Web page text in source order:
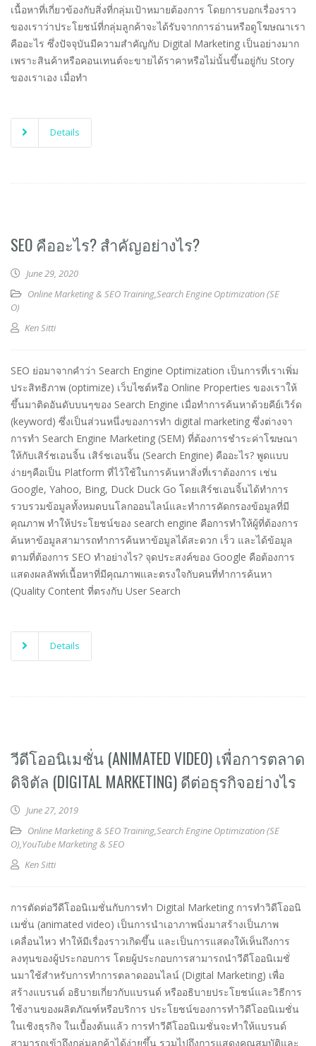
เนื้อหาที่เกี่ยวข้องกับสิ่งที่กลุ่มเป้าหมายต้องการ โดยการบอกเรื่องราว
ของเราว่าประโยชน์ที่กลุ่มลูกค้าจะได้รับจากการอ่านหรือดูโฆษณาเรา
คืออะไร ซึ่งปัจจุบันมีความสำคัญกับ Digital Marketing เป็นอย่างมาก
เพราะสินค้าหรือคอนเทนต์จะขายได้ราคาหรือไม่นั้นขึ้นอยู่กับ Story
ของเราเอง เมื่อทำ
Details
SEO คืออะไร? สำคัญอย่างไร?
June 29, 2020
Online Marketing & SEO Training,Search Engine Optimization (SE
O)
Ken Sitti
SEO ย่อมาจากคำว่า Search Engine Optimization เป็นการที่เราเพิ่ม
ประสิทธิภาพ (optimize) เว็บไซต์หรือ Online Properties ของเราให้
ขึ้นมาติดอันดับบนๆของ Search Engine เมื่อทำการค้นหาด้วยคีย์เวิร์ด
(keyword) ซึ่งเป็นส่วนหนึ่งของการทำ digital marketing ซึ่งต่างจา
การทำ Search Engine Marketing (SEM) ที่ต้องการชำระค่าโฆษณา
ให้กับเสิร์ชเอนจิ้น เสิร์ชเอนจิ้น (Search Engine) คืออะไร? พูดแบบ
ง่ายๆคือเป็น Platform ที่ไว้ใช้ในการค้นหาสิ่งที่เราต้องการ เช่น
Google, Yahoo, Bing, Duck Duck Go โดยเสิร์ชเอนจิ้นได้ทำการ
รวบรวมข้อมูลทั้งหมดบนโลกออนไลน์และทำการคัดกรองข้อมูลที่มี
คุณภาพ ทำให้ประโยชน์ของ search engine คือการทำให้ผู้ที่ต้องการ
ค้นหาข้อมูลสามารถทำการค้นหาข้อมูลได้สะดวก เร็ว และได้ข้อมูล
ตามที่ต้องการ SEO ทําอย่างไร? จุดประสงค์ของ Google คือต้องการ
แสดงผลลัพท์เนื้อหาที่มีคุณภาพและตรงใจกับคนที่ทำการค้นหา
(Quality Content ที่ตรงกับ User Search
Details
วีดีโออนิเมชั่น (ANIMATED VIDEO) เพื่อการตลาด
ดิจิตัล (DIGITAL MARKETING) ดีต่อธุรกิจอย่างไร
June 27, 2019
Online Marketing & SEO Training,Search Engine Optimization (SE
O),YouTube Marketing & SEO
Ken Sitti
การตัดต่อวีดีโออนิเมชั่นกับการทำ Digital Marketing การทำวิดีโออนิ
เมชั่น (animated video) เป็นการนำเอาภาพนิ่งมาสร้างเป็นภาพ
เคลื่อนไหว ทำให้มีเรื่องราวเกิดขึ้น และเป็นการแสดงให้เห็นถึงการ
ลงทุนของผู้ประกอบการ โดยผู้ประกอบการสามารถนำวีดีโออนิเมชั่
นมาใช้สำหรับการทำการตลาดออนไลน์ (Digital Marketing) เพื่อ
สร้างแบรนด์ อธิบายเกี่ยวกับแบรนด์ หรืออธิบายประโยชน์และวิธีการ
ใช้งานของผลิตภัณฑ์หรือบริการ ประโยชน์ของการทำวิดีโออนิเมชั่น
ในเชิงธุรกิจ ในเบื้องต้นแล้ว การทำวีดีโออนิเมชั่นจะทำให้แบรนด์
สามารถเข้าถึงกลุ่มลูกค้าได้ง่ายขึ้น รวมไปถึงการแสดงคุณสมบัติและ